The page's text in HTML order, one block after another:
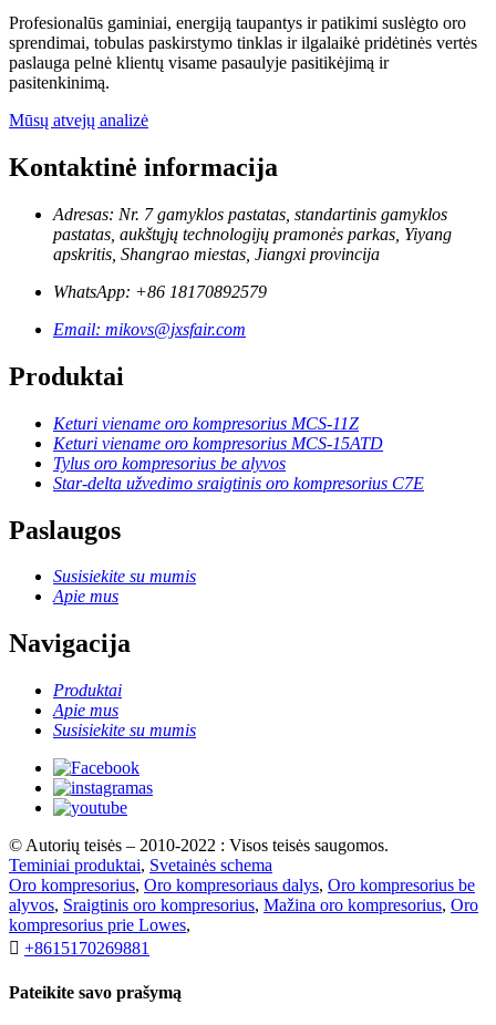
Profesionalūs gaminiai, energiją taupantys ir patikimi suslėgto oro
sprendimai, tobulas paskirstymo tinklas ir ilgalaikė pridėtinės vertės
paslauga pelnė klientų visame pasaulyje pasitikėjimą ir
pasitenkinimą.
Mūsų atvejų analizė
Kontaktinė informacija
Adresas: Nr. 7 gamyklos pastatas, standartinis gamyklos
pastatas, aukštųjų technologijų pramonės parkas, Yiyang
apskritis, Shangrao miestas, Jiangxi provincija
WhatsApp: +86 18170892579
Email: mikovs@jxsfair.com
Produktai
Keturi viename oro kompresorius MCS-11Z
Keturi viename oro kompresorius MCS-15ATD
Tylus oro kompresorius be alyvos
Star-delta užvedimo sraigtinis oro kompresorius C7E
Paslaugos
Susisiekite su mumis
Apie mus
Navigacija
Produktai
Apie mus
Susisiekite su mumis
© Autorių teisės – 2010-2022 : Visos teisės saugomos.
Teminiai produktai, Svetainės schema
Oro kompresorius, Oro kompresoriaus dalys, Oro kompresorius be
alyvos, Sraigtinis oro kompresorius, Mažina oro kompresorius, Oro
kompresorius prie Lowes,
 +8615170269881
Pateikite savo prašymą